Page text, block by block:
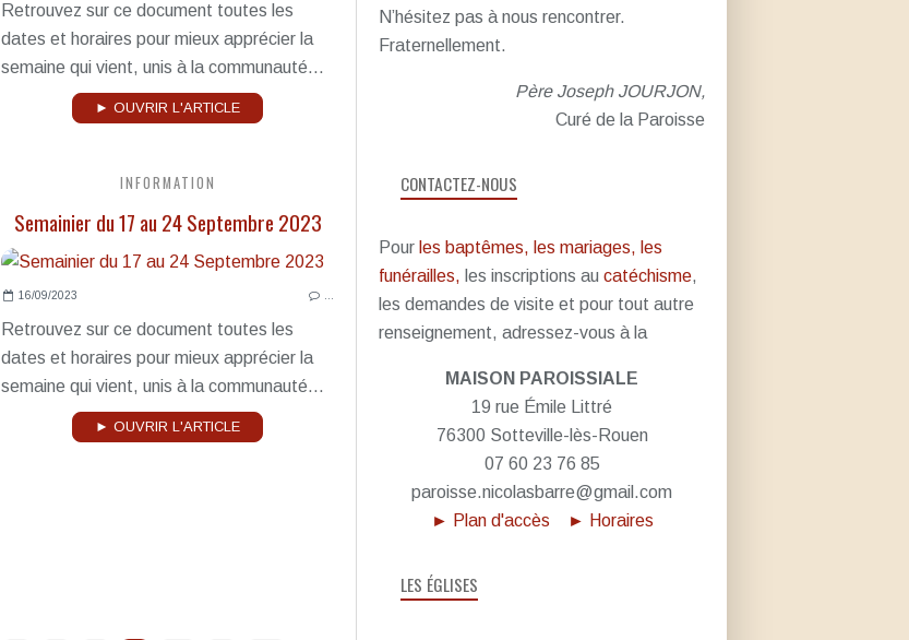
Retrouvez sur ce document toutes les
dates et horaires pour mieux apprécier la
semaine qui vient, unis à la communauté...
► OUVRIR L'ARTICLE
INFORMATION
Semainier du 17 au 24 Septembre 2023
16/09/2023
Retrouvez sur ce document toutes les
dates et horaires pour mieux apprécier la
semaine qui vient, unis à la communauté...
► OUVRIR L'ARTICLE
N’hésitez pas à nous rencontrer.
Fraternellement.
Père Joseph JOURJON,
Curé de la Paroisse
CONTACTEZ-NOUS
Pour les baptêmes, les mariages, les
funérailles, les inscriptions au catéchisme,
les demandes de visite et pour tout autre
renseignement, adressez-vous à la
MAISON PAROISSIALE
19 rue Émile Littré
76300 Sotteville-lès-Rouen
07 60 23 76 85
paroisse.nicolasbarre@gmail.com
► Plan d'accès
► Horaires
LES ÉGLISES